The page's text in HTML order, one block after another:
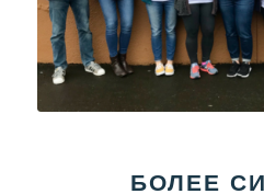
БОЛЕЕ